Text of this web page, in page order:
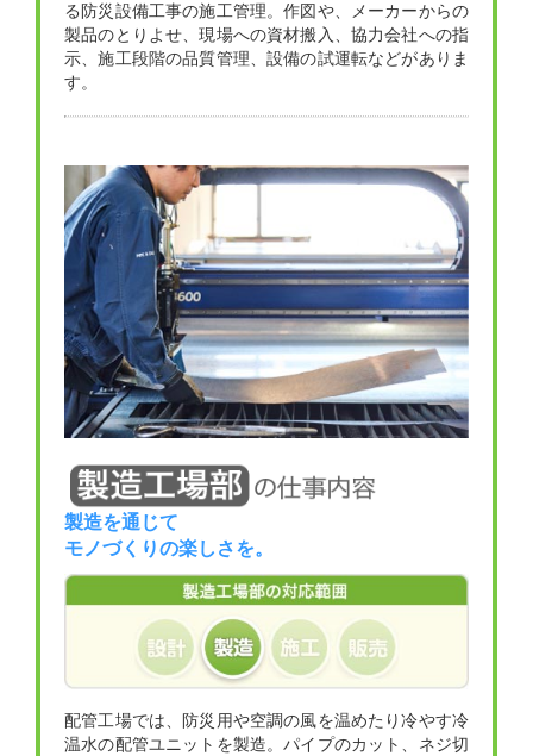
る防災設備工事の施工管理。作図や、メーカーからの
製品のとりよせ、現場への資材搬入、協力会社への指
示、施工段階の品質管理、設備の試運転などがありま
す。
製造を通じて
モノづくりの楽しさを。
配管工場では、防災用や空調の風を温めたり冷やす冷
温水の配管ユニットを製造。パイプのカット、ネジ切